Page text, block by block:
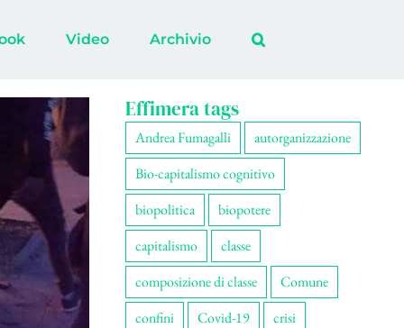
Video Archivio
Effimera tags
Andrea Fumagalli
autorganizzazione
Bio-capitalismo cognitivo
biopolitica
biopotere
capitalismo
classe
composizione di classe
Comune
confini
Covid-19
crisi